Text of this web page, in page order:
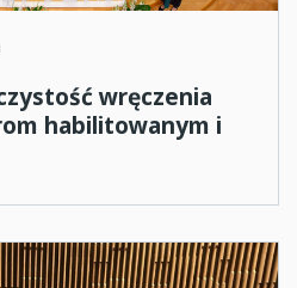
wręczenia
habilitowanym i